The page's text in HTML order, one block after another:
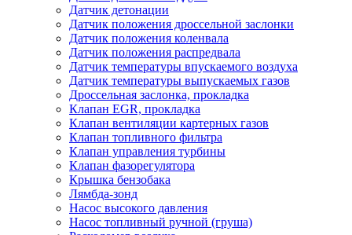
Датчик детонации
Датчик положения дроссельной заслонки
Датчик положения коленвала
Датчик положения распредвала
Датчик температуры впускаемого воздуха
Датчик температуры выпускаемых газов
Дроссельная заслонка, прокладка
Клапан EGR, прокладка
Клапан вентиляции картерных газов
Клапан топливного фильтра
Клапан управления турбины
Клапан фазорегулятора
Крышка бензобака
Лямбда-зонд
Насос высокого давления
Насос топливный ручной (груша)